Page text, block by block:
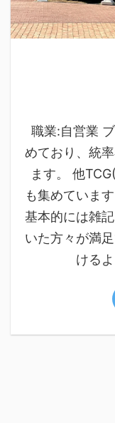
職業:自営業
めており、統
ます。 他
も集めていま
基本的には雑
いた方々が満
ける